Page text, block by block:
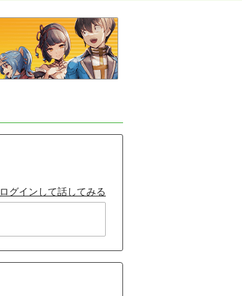
ログインして話してみる